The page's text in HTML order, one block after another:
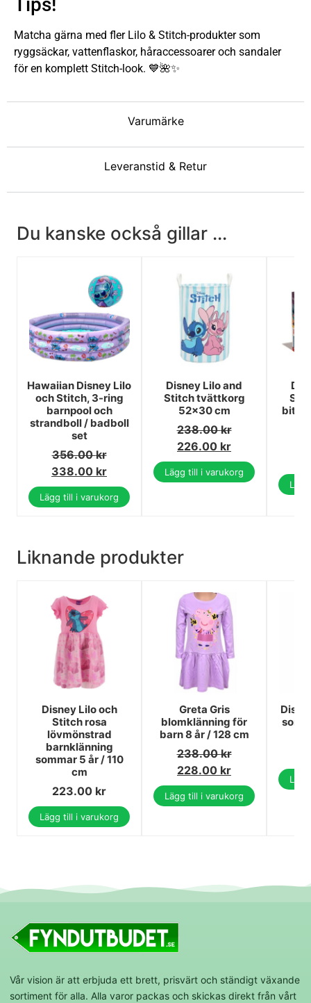
Varumärke
Leveranstid & Retur
Tips!
Matcha gärna med fler Lilo & Stitch-produkter som
ryggsäckar, vattenflaskor, håraccessoarer och sandaler
för en komplett Stitch-look. 💙🌺✨
Du kanske också gillar ...
Hawaiian Disney Lilo
och Stitch, 3-ring
barnpool och
strandboll / badboll
set
356.00kr
338.00 kr
Lägg till i varukorg
Disney Lilo and
Stitch tvättkorg
52x30 cm
238.00kr
226.00 kr
Lägg till i varukorg
Liknande produkter
Disney Lilo och
Stitch rosa
lövmönstrad
barnklänning
sommar 5 år / 110
cm
223.00 kr
Lägg till i varukorg
Greta Gris
blomklänning för
barn 8 år / 128 cm
238.00kr
228.00 kr
Lägg till i varukorg
Vår vision är att erbjuda ett brett, prisvärt och ständigt växande
sortiment för alla. Alla varor packas och skickas direkt från vårt